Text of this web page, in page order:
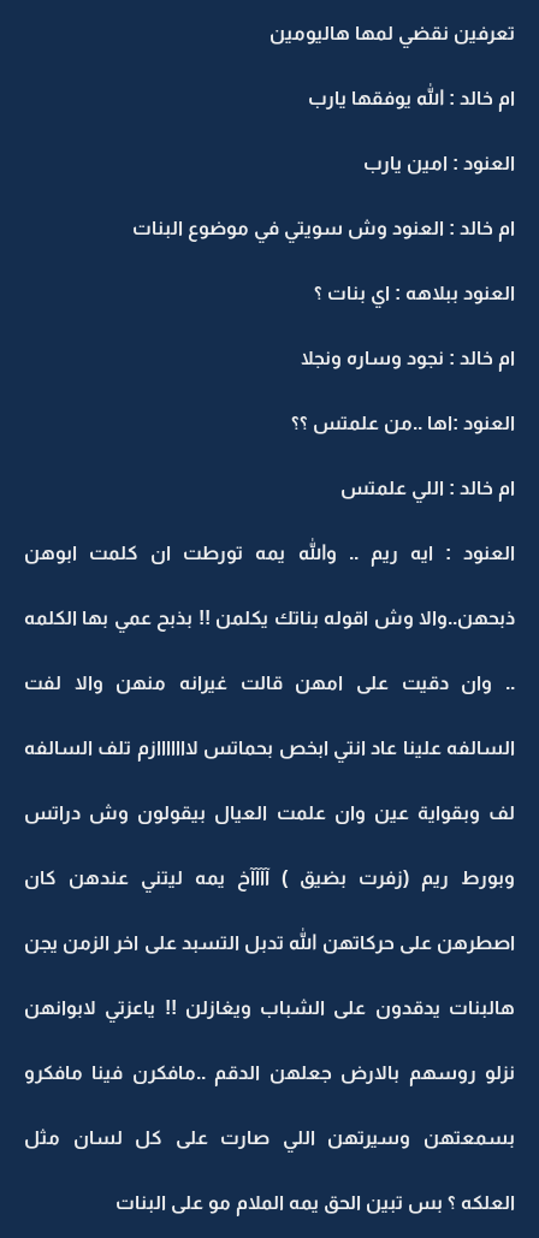
تعرفين نقضي لمها هاليومين
ام خالد : الله يوفقها يارب
العنود : امين يارب
ام خالد : العنود وش سويتي في موضوع البنات
العنود ببلاهه : اي بنات ؟
ام خالد : نجود وساره ونجلا
العنود :اها ..من علمتس ؟؟
ام خالد : اللي علمتس
العنود : ايه ريم .. والله يمه تورطت ان كلمت ابوهن
ذبحهن..والا وش اقوله بناتك يكلمن !! بذبح عمي بها الكلمه
.. وان دقيت على امهن قالت غيرانه منهن والا لفت
السالفه علينا عاد انتي ابخص بحماتس لااااااازم تلف السالفه
لف وبقواية عين وان علمت العيال بيقولون وش دراتس
وبورط ريم (زفرت بضيق ) آآآآخ يمه ليتني عندهن كان
اصطرهن على حركاتهن الله تدبل التسبد على اخر الزمن يجن
هالبنات يدقدون على الشباب ويغازلن !! ياعزتي لابوانهن
نزلو روسهم بالارض جعلهن الدقم ..مافكرن فينا مافكرو
بسمعتهن وسيرتهن اللي صارت على كل لسان مثل
العلكه ؟ بس تبين الحق يمه الملام مو على البنات